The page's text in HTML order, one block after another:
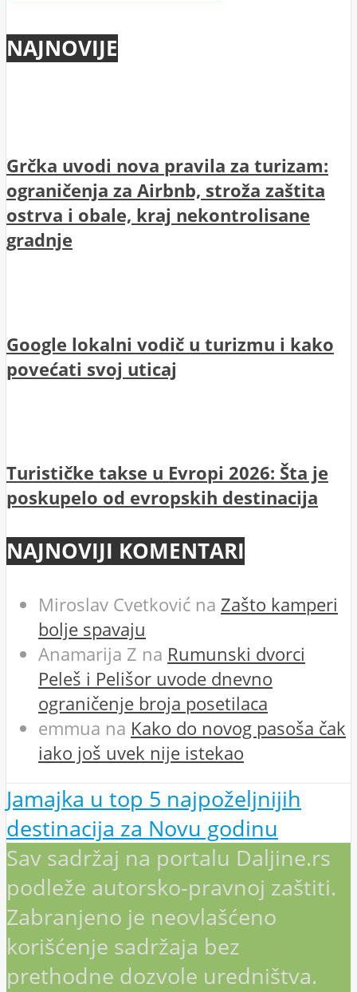
NAJNOVIJE
Grčka uvodi nova pravila za turizam:
ograničenja za Airbnb, stroža zaštita
ostrva i obale, kraj nekontrolisane
gradnje
Google lokalni vodič u turizmu i kako
povećati svoj uticaj
Turističke takse u Evropi 2026: Šta je
poskupelo od evropskih destinacija
NAJNOVIJI KOMENTARI
Miroslav Cvetković na Zašto kamperi
bolje spavaju
Anamarija Z na Rumunski dvorci
Peleš i Pelišor uvode dnevno
ograničenje broja posetilaca
emmua na Kako do novog pasoša čak
iako još uvek nije istekao
Jamajka u top 5 najpoželjnijih
destinacija za Novu godinu
Sav sadržaj na portalu Daljine.rs
podleže autorsko-pravnoj zaštiti.
Zabranjeno je neovlašćeno
korišćenje sadržaja bez
prethodne dozvole uredništva.